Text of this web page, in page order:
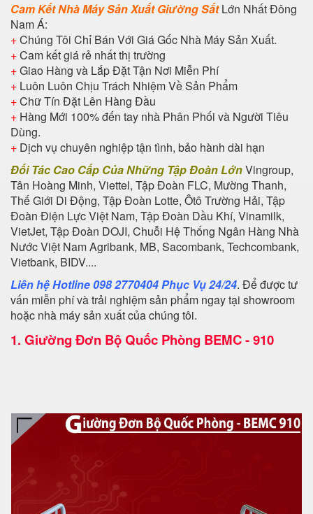
Cam Kết Nhà Máy Sản Xuất Giường SắtLớn Nhất Đông
Nam Á:
+Chúng Tôi Chỉ Bán Với Giá Gốc Nhà Máy Sản Xuất.
+Cam kết giá rẻ nhất thị trường
+Giao Hàng và Lắp Đặt Tận Nơi Miễn Phí
+ Luôn Luôn Chịu Trách Nhiệm Về Sản Phẩm
+Chữ Tín Đặt Lên Hàng Đầu
+ Hàng Mới 100% đến tay nhà Phân Phối và Người Tiêu
Dùng.
+ Dịch vụ chuyên nghiệp tận tình, bảo hành dài hạn
Đối Tác Cao Cấp Của Những Tập Đoàn LớnVingroup,
Tân Hoàng Minh, Viettel, Tập Đoàn FLC, Mường Thanh,
Thế Giới Di Động, Tập Đoàn Lotte, Ôtô Trường Hải, Tập
Đoàn Điện Lực Việt Nam, Tập Đoàn Dầu Khí, Vinamilk,
VietJet, Tập Đoàn DOJI, Chuỗi Hệ Thống Ngân Hàng Nhà
Nước Việt Nam Agribank, MB, Sacombank, Techcombank,
Vietbank, BIDV....
Liên hệ Hotline 098 2770404 Phục Vụ 24/24. Để được tư
vấn miễn phí và trải nghiệm sản phẩm ngay tại showroom
hoặc nhà máy sản xuất của chúng tôi.
1. Giường Đơn Bộ Quốc Phòng BEMC - 910